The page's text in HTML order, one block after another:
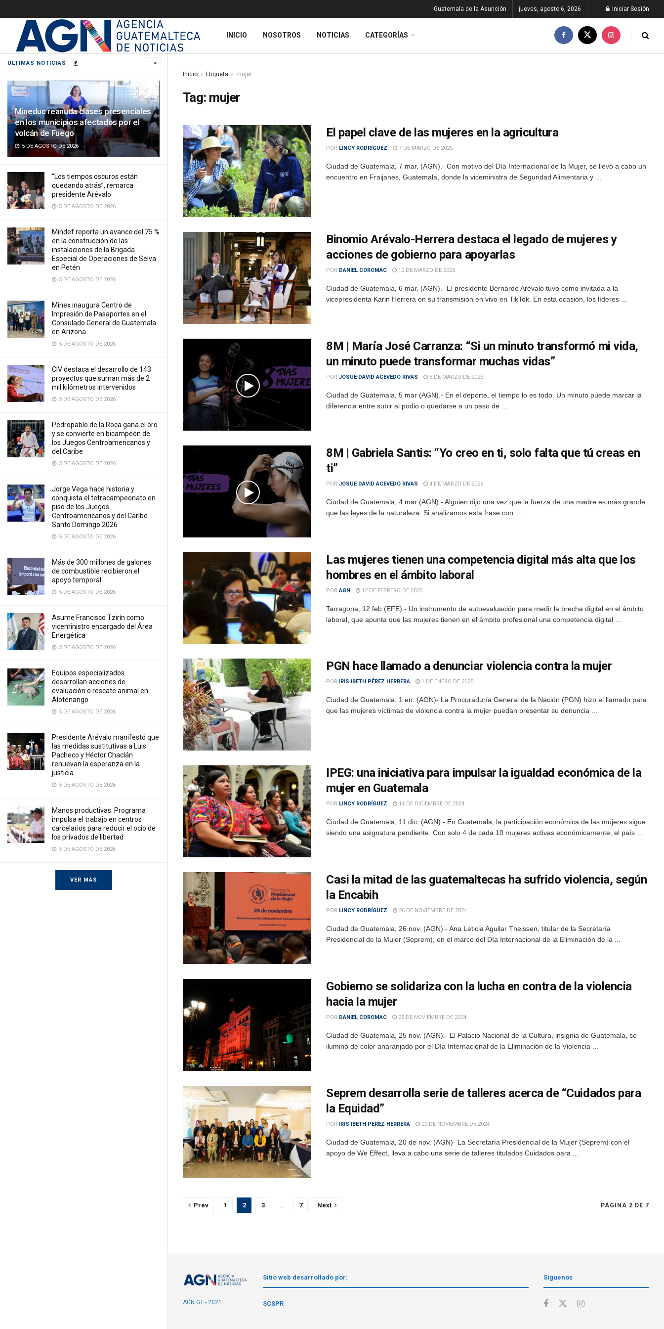
ÚLTIMAS NOTICIAS
Mineduc reanuda clases presenciales
en los municipios afectados por el
volcán de Fuego
5 DE AGOSTO DE 2026
“Los tiempos oscuros están
quedando atrás”, remarca
presidente Arévalo
5 DE AGOSTO DE 2026
Mindef reporta un avance del 75 %
en la construcción de las
instalaciones de la Brigada
Especial de Operaciones de Selva
en Petén
5 DE AGOSTO DE 2026
Minex inaugura Centro de
Impresión de Pasaportes en el
Consulado General de Guatemala
en Arizona
5 DE AGOSTO DE 2026
CIV destaca el desarrollo de 143
proyectos que suman más de 2
mil kilómetros intervenidos
5 DE AGOSTO DE 2026
Pedropablo de la Roca gana el oro
y se convierte en bicampeón de
los Juegos Centroamericanos y
del Caribe
5 DE AGOSTO DE 2026
Jorge Vega hace historia y
conquista el tetracampeonato en
piso de los Juegos
Centroamericanos y del Caribe
Santo Domingo 2026
5 DE AGOSTO DE 2026
Más de 300 millones de galones
de combustible recibieron el
apoyo temporal
5 DE AGOSTO DE 2026
Asume Francisco Tzirín como
viceministro encargado del Área
Energética
5 DE AGOSTO DE 2026
Equipos especializados
desarrollan acciones de
evaluación o rescate animal en
Alotenango
5 DE AGOSTO DE 2026
Presidente Arévalo manifestó que
las medidas sustitutivas a Luis
Pacheco y Héctor Chaclán
renuevan la esperanza en la
justicia
5 DE AGOSTO DE 2026
Manos productivas: Programa
impulsa el trabajo en centros
carcelarios para reducir el ocio de
los privados de libertad
5 DE AGOSTO DE 2026
VER MÁS
Guatemala de la Asunción jueves, agosto 6, 2026 Iniciar Sesión
INICIO NOSOTROS NOTICIAS CATEGORÍAS
Inicio Etiqueta mujer
Tag: mujer
El papel clave de las mujeres en la agricultura
POR LINCY RODRÍGUEZ 7 DE MARZO DE 2025
Ciudad de Guatemala, 7 mar. (AGN).- Con motivo del Día Internacional de la Mujer, se llevó a cabo un
encuentro en Fraijanes, Guatemala, donde la viceministra de Seguridad Alimentaria y ...
Binomio Arévalo-Herrera destaca el legado de mujeres y
acciones de gobierno para apoyarlas
POR DANIEL COROMAC 12 DE MARZO DE 2025
Ciudad de Guatemala, 6 mar. (AGN).- El presidente Bernardo Arévalo tuvo como invitada a la
vicepresidenta Karin Herrera en su transmisión en vivo en TikTok. En esta ocasión, los líderes ...
8M | María José Carranza: “Si un minuto transformó mi vida,
un minuto puede transformar muchas vidas”
POR JOSUE DAVID ACEVEDO RIVAS 5 DE MARZO DE 2025
Ciudad de Guatemala, 5 mar (AGN).- En el deporte, el tiempo lo es todo. Un minuto puede marcar la
diferencia entre subir al podio o quedarse a un paso de ...
8M | Gabriela Santis: “Yo creo en ti, solo falta que tú creas en
ti”
POR JOSUE DAVID ACEVEDO RIVAS 4 DE MARZO DE 2025
Ciudad de Guatemala, 4 mar (AGN).- Alguien dijo una vez que la fuerza de una madre es más grande
que las leyes de la naturaleza. Si analizamos esta frase con ...
Las mujeres tienen una competencia digital más alta que los
hombres en el ámbito laboral
POR AGN 12 DE FEBRERO DE 2025
Tarragona, 12 feb (EFE).- Un instrumento de autoevaluación para medir la brecha digital en el ámbito
laboral, que apunta que las mujeres tienen en el ámbito profesional una competencia digital ...
PGN hace llamado a denunciar violencia contra la mujer
POR IRIS IBETH PÉREZ HERRERA 1 DE ENERO DE 2025
Ciudad de Guatemala, 1 en. (AGN)- La Procuraduría General de la Nación (PGN) hizo el llamado para
que las mujeres víctimas de violencia contra la mujer puedan presentar su denuncia ...
IPEG: una iniciativa para impulsar la igualdad económica de la
mujer en Guatemala
POR LINCY RODRÍGUEZ 11 DE DICIEMBRE DE 2024
Ciudad de Guatemala, 11 dic. (AGN).- En Guatemala, la participación económica de las mujeres sigue
siendo una asignatura pendiente. Con solo 4 de cada 10 mujeres activas económicamente, el país ...
Casi la mitad de las guatemaltecas ha sufrido violencia, según
la Encabih
POR LINCY RODRÍGUEZ 26 DE NOVIEMBRE DE 2024
Ciudad de Guatemala, 26 nov. (AGN).- Ana Leticia Aguilar Theissen, titular de la Secretaría
Presidencial de la Mujer (Seprem), en el marco del Día Internacional de la Eliminación de la ...
Gobierno se solidariza con la lucha en contra de la violencia
hacia la mujer
POR DANIEL COROMAC 25 DE NOVIEMBRE DE 2024
Ciudad de Guatemala, 25 nov. (AGN).- El Palacio Nacional de la Cultura, insignia de Guatemala, se
iluminó de color anaranjado por el Día Internacional de la Eliminación de la Violencia ...
Seprem desarrolla serie de talleres acerca de “Cuidados para
la Equidad”
POR IRIS IBETH PÉREZ HERRERA 20 DE NOVIEMBRE DE 2024
Ciudad de Guatemala, 20 de nov. (AGN)- La Secretaría Presidencial de la Mujer (Seprem) con el
apoyo de We Effect, lleva a cabo una serie de talleres titulados Cuidados para ...
PÁGINA 2 DE 7
Prev 1 2 3 7 Next
AGN.GT - 2021
Sitio web desarrollado por:
SCSPR
Síguenos